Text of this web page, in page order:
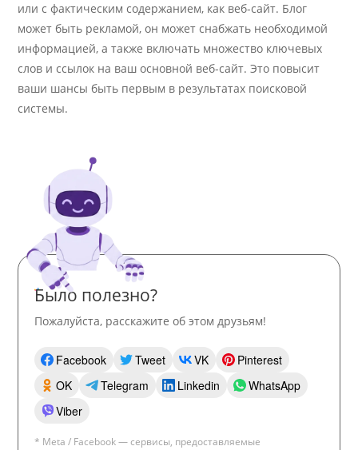
или с фактическим содержанием, как веб-сайт. Блог
может быть рекламой, он может снабжать необходимой
информацией, а также включать множество ключевых
слов и ссылок на ваш основной веб-сайт. Это повысит
ваши шансы быть первым в результатах поисковой
системы.
Было полезно?
Пожалуйста, расскажите об этом друзьям!
Facebook Tweet VK
Pinterest
OK
Telegram Linkedin
WhatsApp
Viber
* Meta / Facebook — сервисы, предоставляемые